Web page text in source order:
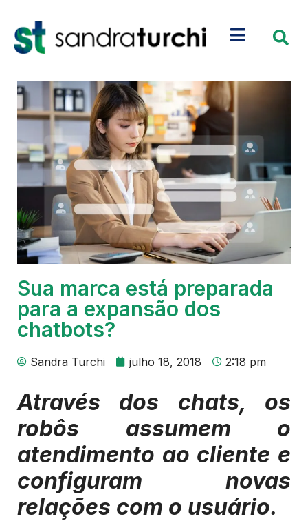
Sua marca está preparada
para a expansão dos
chatbots?
Sandra Turchi julho 18, 2018 2:18 pm
Através dos chats, os
robôs assumem o
atendimento ao cliente e
configuram novas
relações com o usuário.